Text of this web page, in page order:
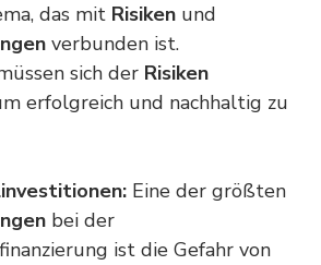
das mit Risiken und
verbunden ist.
sich der Risiken
erfolgreich und nachhaltig zu
Eine der größten
bei der
ist die Gefahr von